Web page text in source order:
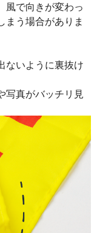
風で向きが変わっ
まう場合がありま
ないように裏抜け
写真がバッチリ見